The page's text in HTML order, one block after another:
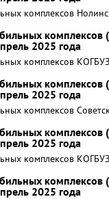
комплексов
2025 года
комплексов
2025 года
комплексов
2025 года
комплексов
2025 года